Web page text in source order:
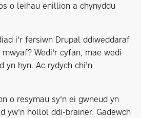
o leihau enillion a chynyddu
i'r fersiwn Drupal ddiweddaraf
Wedi'r cyfan, mae wedi
yn hyn. Ac rydych chi'n
o resymau sy'n ei gwneud yn
yw'n hollol ddi-brainer. Gadewch